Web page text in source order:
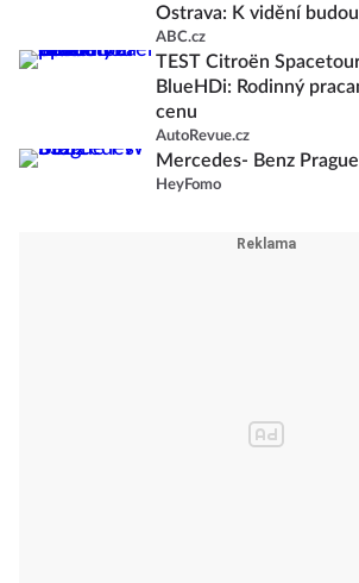
Ostrava: K vidění
ABC.cz
TEST Citroën
BlueHDi: Rodinný
cenu
AutoRevue.cz
Mercedes- Benz
HeyFomo